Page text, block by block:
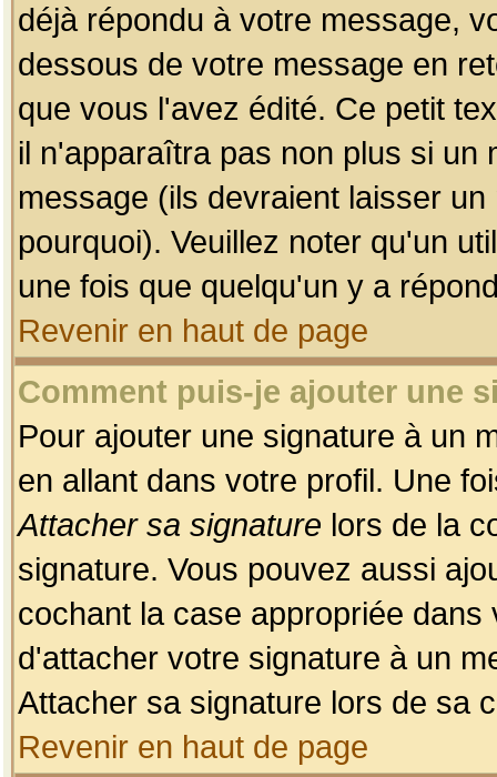
déjà répondu à votre message,
dessous de votre message en
que vous l'avez édité. Ce petit
il n'apparaîtra pas non plus si un
message (ils devraient laisser
pourquoi). Veuillez noter qu'un
une fois que quelqu'un y a
Revenir en haut de page
Comment puis-je ajouter une
Pour ajouter une signature à un
en allant dans votre profil. Une
Attacher sa signature lors de la
signature. Vous pouvez aussi
cochant la case appropriée
d'attacher votre signature à un
Attacher sa signature lors de sa
Revenir en haut de page